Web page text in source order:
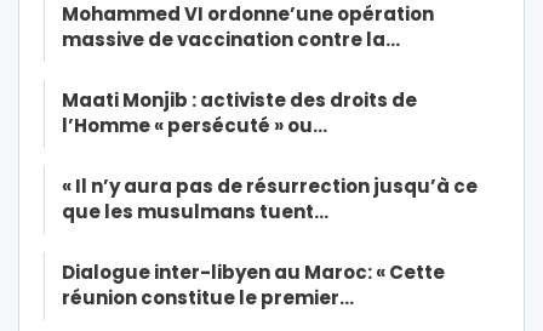
Mohammed VI ordonne’une opération
massive de vaccination contre la…
Maati Monjib : activiste des droits de
l’Homme « persécuté » ou…
« Il n’y aura pas de résurrection jusqu’à ce
que les musulmans tuent…
Dialogue inter-libyen au Maroc: « Cette
réunion constitue le premier…